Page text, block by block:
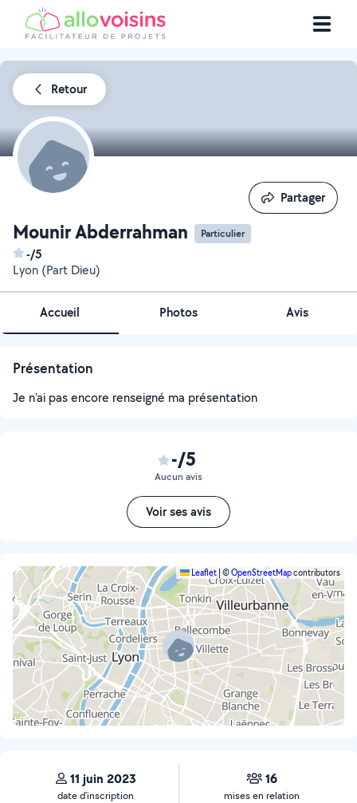
Retour
Mounir Abderrahman Particulier
-/5
Lyon (Part Dieu)
Partager
Partager
Accueil Photos Avis
Présentation
Je n'ai pas encore renseigné ma présentation
-/5
Aucun avis
Voir ses avis
Leaflet ©OpenStreetMapcontributors
11 juin 2023
date d’inscription
16
mises en relation